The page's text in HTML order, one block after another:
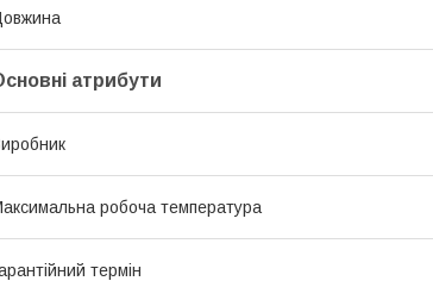
атрибути
робоча температура
термін